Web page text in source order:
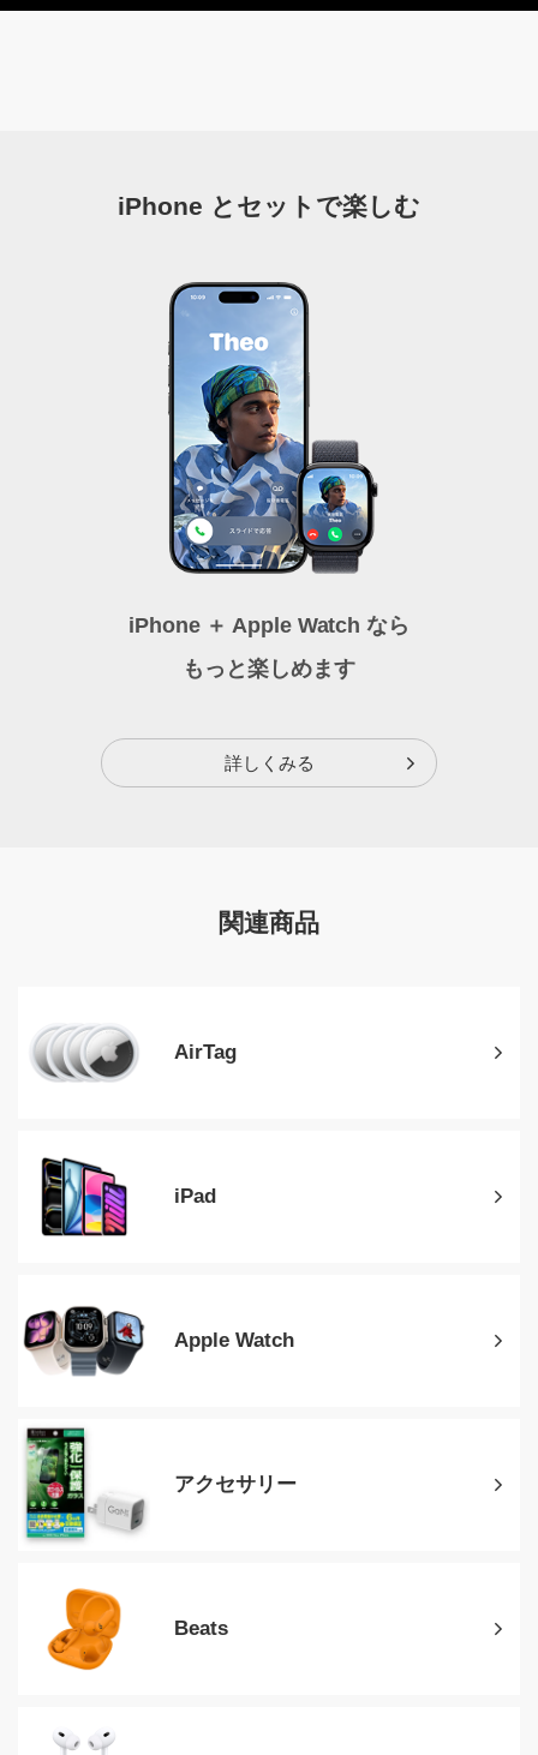
iPhone とセットで楽しむ
iPhone ＋ Apple Watch なら
もっと楽しめます
詳しくみる
関連商品
AirTag
iPad
Apple Watch
アクセサリー
Beats